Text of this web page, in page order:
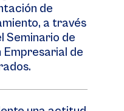
de
a través
Seminario de
Empresarial de